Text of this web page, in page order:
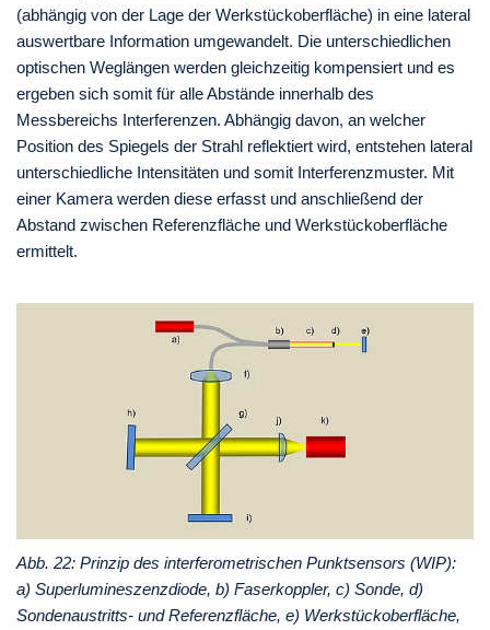
(abhängig von der Lage der Werkstückoberfläche) in eine lateral
auswertbare Information umgewandelt. Die unterschiedlichen
optischen Weglängen werden gleichzeitig kompensiert und es
ergeben sich somit für alle Abstände innerhalb des
Messbereichs Interferenzen. Abhängig davon, an welcher
Position des Spiegels der Strahl reflektiert wird, entstehen lateral
unterschiedliche Intensitäten und somit Interferenzmuster. Mit
einer Kamera werden diese erfasst und anschließend der
Abstand zwischen Referenzfläche und Werkstückoberfläche
ermittelt.
Abb. 22: Prinzip des interferometrischen Punktsensors (WIP):
a) Superlumineszenzdiode, b) Faserkoppler, c) Sonde, d)
Sondenaustritts- und Referenzfläche, e) Werkstückoberfläche,